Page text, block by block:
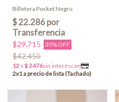
Billetera Pocket Negro
$29.715 30% OFF
$42.450